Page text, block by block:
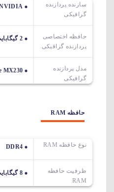
سازنده پردازنده
گرافیکی
NVIDIA
حافظه اختصاصی
پردازنده گرافیکی
2 گیگابایت
مدل پردازنده
گرافیکی
GeForce MX230
حافظه RAM
نوع حافظه RAM DDR4
ظرفیت حافظه
RAM
8 گیگابایت